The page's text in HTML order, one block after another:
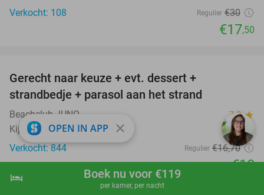
shopping_cart Boek nu
hotel Boek nu voor €119
per kamer, per nacht
Verkocht: 108
Regulier €30
€17,50
Gerecht naar keuze + evt. dessert +
strandbedje + parasol aan het strand
Beachclub JUNO 7.9star
Kijkduin
Verkocht: 844
Regulier €16,70
€10
OPEN IN APP close